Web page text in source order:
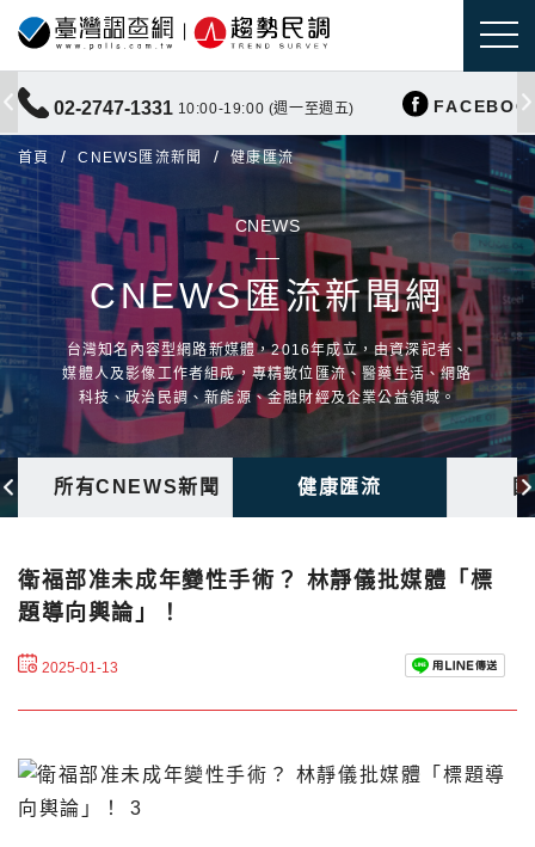
02-2747-1331 10:00-19:00 (週一至週五)
首頁 CNEWS匯流新聞 健康匯流
CNEWS
CNEWS匯流新聞網
台灣知名內容型網路新媒體，2016年成立，由資深記者、
媒體人及影像工作者組成，專精數位匯流、醫藥生活、網路
科技、政治民調、新能源、金融財經及企業公益領域。
所有CNEWS新聞 健康匯流
衛福部准未成年變性手術？ 林靜儀批媒體「標
題導向輿論」！
2025-01-13